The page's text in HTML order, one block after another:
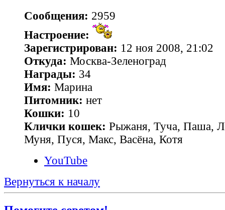
Сообщения: 2959
Настроение:
Зарегистрирован: 12 ноя 2008, 21:02
Откуда: Москва-Зеленоград
Награды: 34
Имя: Марина
Питомник: нет
Кошки: 10
Клички кошек: Рыжаня, Туча, Паша,
Муня, Пуся, Макс, Васёна, Котя
YouTube
Вернуться к началу